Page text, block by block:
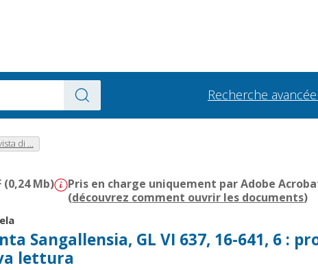
Recherche avancée
di ...
(0,24 Mb)
Pris en charge uniquement par Adobe
(découvrez comment ouvrir les documents)
Sangallensia, GL VI 637, 16-641, 6 :
lettura